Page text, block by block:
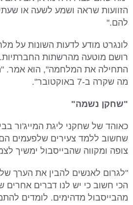
הזוועות שראה ושמע לשעה או
להם."
לונגרט מודע לדעות השונות על
התחילה את המלחמה", הוא אמר.
מה שקרה ב-7 באוקטובר".
"שחקן נשמה"
כאוהד של שחקני ליגת המייג'ור
צופה ומקווה שהבייסבול ימשיך
"לגרום לאנשים להבין את הערך
הכי חשוב כי יש לנו דברים
מהבייסבול מדהימים. לומדים